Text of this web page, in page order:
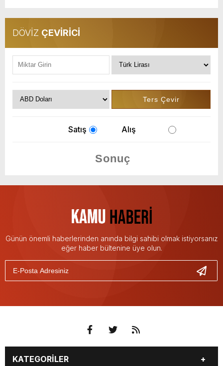
DÖVİZ ÇEVİRİCİ
Satış Alış
Günün önemli haberlerinden anında bilgi sahibi olmak istiyorsanız
eğer haber bültenine üye olun.
KATEGORİLER